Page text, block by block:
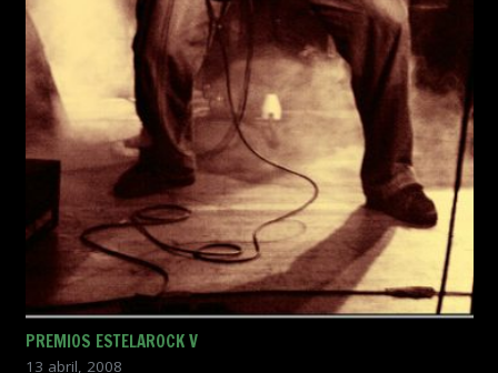
PREMIOS ESTELAROCK V
13 abril, 2008